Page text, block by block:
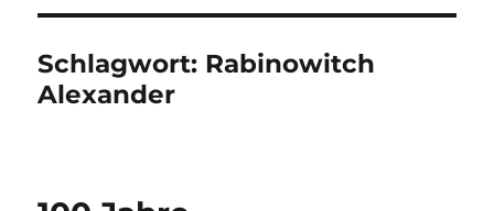
Schlagwort: Rabinowitch
Alexander